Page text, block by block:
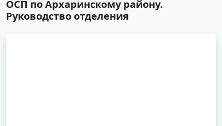
ОСП по Архаринскому району.
Руководство отделения